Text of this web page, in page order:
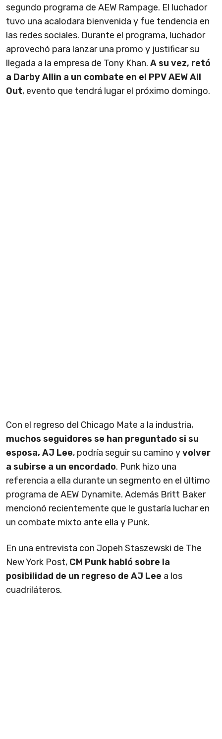
segundo programa de AEW Rampage. El luchador
tuvo una acalodara bienvenida y fue tendencia en
las redes sociales. Durante el programa, luchador
aprovechó para lanzar una promo y justificar su
llegada a la empresa de Tony Khan. A su vez, retó
a Darby Allin a un combate en el PPV AEW All
Out, evento que tendrá lugar el próximo domingo.
Con el regreso del Chicago Mate a la industria,
muchos seguidores se han preguntado si su
esposa, AJ Lee, podría seguir su camino yvolver
a subirse a un encordado. Punk hizo una
referencia a ella durante un segmento en el último
programa de AEW Dynamite. Además Britt Baker
mencionó recientemente que le gustaría luchar en
un combate mixto ante ella y Punk.
En una entrevista con Jopeh Staszewski de The
New York Post, CM Punk habló sobre la
posibilidad de un regreso de AJ Lee a los
cuadriláteros.